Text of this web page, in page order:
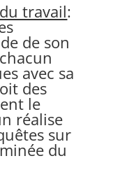
travail:
de son
avec sa
des
le
réalise
sur
du